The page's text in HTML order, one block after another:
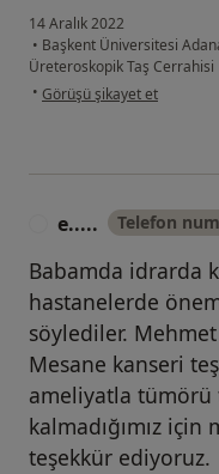
14 Aralık 2022
• Başkent Üniversitesi
Üreteroskopik Taş Cerrahisi
• kullanıcının görüşüne göre
Görüşü şikayet et
e..... Telefon
Babamda idrarda
hastanelerde
söylediler.
Mesane kanseri
ameliyatla tümörü
kalmadığımız
teşekkür ediyoruz.